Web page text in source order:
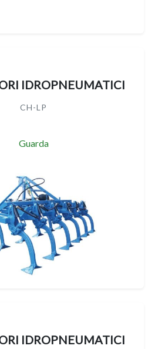
IDROPNEUMATICI
CH-LP
Guarda
IDROPNEUMATICI